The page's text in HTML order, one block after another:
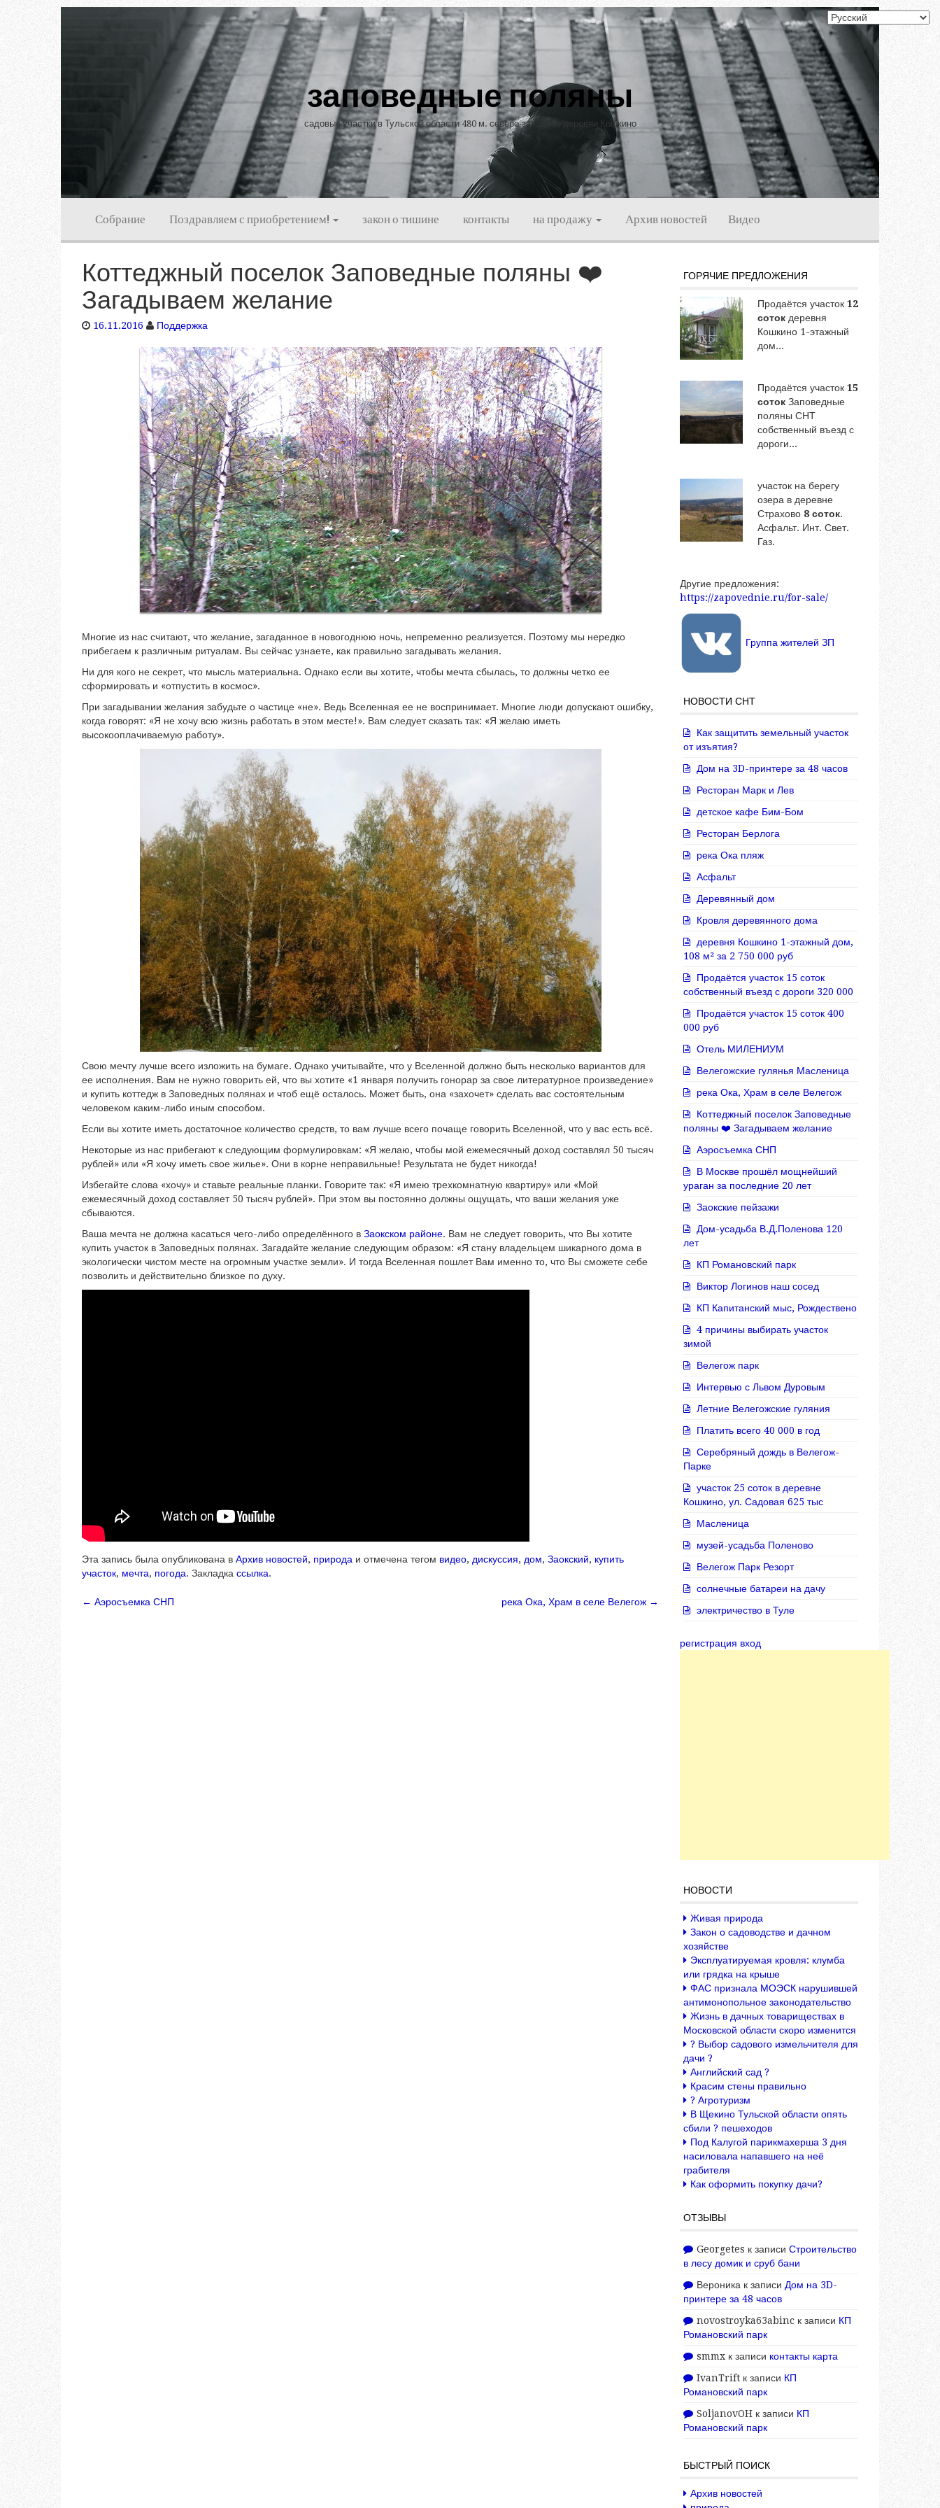
заповедные поляны
садовые участки в Тульской области 480 м. северо-западнее деревни Кошкино
Собрание Поздравляем с приобретением! закон о тишине контакты на продажу Архив новостей Видео
Коттеджный поселок Заповедные поляны ❤️
Загадываем желание
16.11.2016 Поддержка
Многие из нас считают, что желание, загаданное в новогоднюю ночь, непременно реализуется. Поэтому мы нередко
прибегаем к различным ритуалам. Вы сейчас узнаете, как правильно загадывать желания.
Ни для кого не секрет, что мысль материальна. Однако если вы хотите, чтобы мечта сбылась, то должны четко ее
сформировать и «отпустить в космос».
При загадывании желания забудьте о частице «не». Ведь Вселенная ее не воспринимает. Многие люди допускают ошибку,
когда говорят: «Я не хочу всю жизнь работать в этом месте!». Вам следует сказать так: «Я желаю иметь
высокооплачиваемую работу».
Свою мечту лучше всего изложить на бумаге. Однако учитывайте, что у Вселенной должно быть несколько вариантов для
ее исполнения. Вам не нужно говорить ей, что вы хотите «1 января получить гонорар за свое литературное произведение»
и купить коттедж в Заповедных полянах и чтоб ещё осталось. Может быть, она «захочет» сделать вас состоятельным
человеком каким-либо иным способом.
Если вы хотите иметь достаточное количество средств, то вам лучше всего почаще говорить Вселенной, что у вас есть всё.
Некоторые из нас прибегают к следующим формулировкам: «Я желаю, чтобы мой ежемесячный доход составлял 50 тысяч
рублей» или «Я хочу иметь свое жилье». Они в корне неправильные! Результата не будет никогда!
Избегайте слова «хочу» и ставьте реальные планки. Говорите так: «Я имею трехкомнатную квартиру» или «Мой
ежемесячный доход составляет 50 тысяч рублей». При этом вы постоянно должны ощущать, что ваши желания уже
сбываются.
Ваша мечта не должна касаться чего-либо определённого в Заокском районе. Вам не следует говорить, что Вы хотите
купить участок в Заповедных полянах. Загадайте желание следующим образом: «Я стану владельцем шикарного дома в
экологически чистом месте на огромным участке земли». И тогда Вселенная пошлет Вам именно то, что Вы сможете себе
позволить и действительно близкое по духу.
Эта запись была опубликована в Архив новостей, природа и отмечена тегом видео, дискуссия, дом, Заокский, купить
участок, мечта, погода. Закладка ссылка.
← Аэросъемка СНП река Ока, Храм в селе Велегож →
ГОРЯЧИЕ ПРЕДЛОЖЕНИЯ
Продаётся участок 12
соток деревня
Кошкино 1-этажный
дом...
Продаётся участок 15
соток Заповедные
поляны СНТ
собственный въезд с
дороги...
участок на берегу
озера в деревне
Страхово 8 соток.
Асфальт. Инт. Свет.
Газ.
Другие предложения:
https://zapovednie.ru/for-sale/
Группа жителей ЗП
НОВОСТИ СНТ
Как защитить земельный участок
от изъятия?
Дом на 3D-принтере за 48 часов
Ресторан Марк и Лев
детское кафе Бим-Бом
Ресторан Берлога
река Ока пляж
Асфальт
Деревянный дом
Кровля деревянного дома
деревня Кошкино 1-этажный дом,
108 м² за 2 750 000 руб
Продаётся участок 15 соток
собственный въезд с дороги 320 000
Продаётся участок 15 соток 400
000 руб
Отель МИЛЕНИУМ
Велегожские гулянья Масленица
река Ока, Храм в селе Велегож
Коттеджный поселок Заповедные
поляны ❤️ Загадываем желание
Аэросъемка СНП
В Москве прошёл мощнейший
ураган за последние 20 лет
Заокские пейзажи
Дом-усадьба В.Д.Поленова 120
лет
КП Романовский парк
Виктор Логинов наш сосед
КП Капитанский мыс, Рождествено
4 причины выбирать участок
зимой
Велегож парк
Интервью с Львом Дуровым
Летние Велегожские гуляния
Платить всего 40 000 в год
Серебряный дождь в Велегож-
Парке
участок 25 соток в деревне
Кошкино, ул. Садовая 625 тыс
Масленица
музей-усадьба Поленово
Велегож Парк Резорт
солнечные батареи на дачу
электричество в Туле
регистрация вход
НОВОСТИ
Живая природа
Закон о садоводстве и дачном
хозяйстве
Эксплуатируемая кровля: клумба
или грядка на крыше
ФАС признала МОЭСК нарушившей
антимонопольное законодательство
Жизнь в дачных товариществах в
Московской области скоро изменится
? Выбор садового измельчителя для
дачи ?
Английский сад ?
Красим стены правильно
? Агротуризм
В Щекино Тульской области опять
сбили ? пешеходов
Под Калугой парикмахерша 3 дня
насиловала напавшего на неё
грабителя
Как оформить покупку дачи?
ОТЗЫВЫ
Georgetes к записи Строительство
в лесу домик и сруб бани
Вероника к записи Дом на 3D-
принтере за 48 часов
novostroyka63abinc к записи КП
Романовский парк
smmx к записи контакты карта
IvanTrift к записи КП
Романовский парк
SoljanovOH к записи КП
Романовский парк
БЫСТРЫЙ ПОИСК
Архив новостей